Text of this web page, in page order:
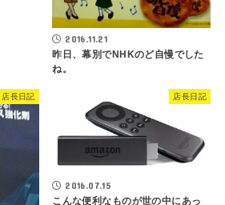
2016.11.21
昨日、幕別でNHKのど自慢でした
ね。
店長日記 店長日記
2016.07.15
こんな便利なものが世の中にあっ